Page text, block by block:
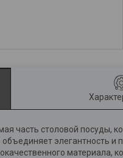
часть столовой посуды,
элегантность и
материала,